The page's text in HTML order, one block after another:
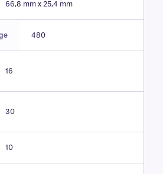
66,8 mm x 25,4 mm
480
16
30
10